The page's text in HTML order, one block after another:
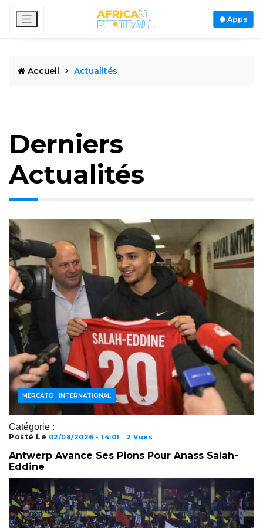
Apps
Accueil Actualités
Derniers
Actualités
Catégorie :
FOOTBALL INTERNATIONAL
MERCATO
Posté Le 02/08/2026 - 14:01 2 Vues
Antwerp Avance Ses Pions Pour Anass Salah-
Eddine